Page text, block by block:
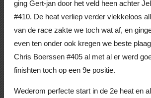
ging Gert-jan door het veld heen achter
#410. De heat verliep verder vlekkeloos
van de race zakte we toch wat af, en
even ten onder ook kregen we beste
Chris Boerssen #405 al met al er werd
finishten toch op een 9e positie.
Wederom perfecte start in de 2e heat en